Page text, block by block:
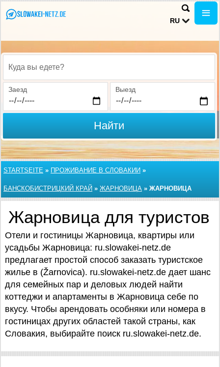
RU
Куда вы едете?
Заезд Выезд
Найти
STARTSEITE » ПРОЖИВАНИЕ В СЛОВАКИИ »
БАНСКОБИСТРИЦКИЙ КРАЙ » ЖАРНОВИЦА » ЖАРНОВИЦА
Жарновица для туристов
Отели и гостиницы Жарновица, квартиры или
усадьбы Жарновица: ru.slowakei-netz.de
предлагает простой способ заказать туристское
жилье в (Žarnovica). ru.slowakei-netz.de дает шанс
для семейных пар и деловых людей найти
коттеджи и апартаменты в Жарновица себе по
вкусу. Чтобы арендовать особняки или номера в
гостиницах других областей такой страны, как
Словакия, выбирайте поиск ru.slowakei-netz.de.